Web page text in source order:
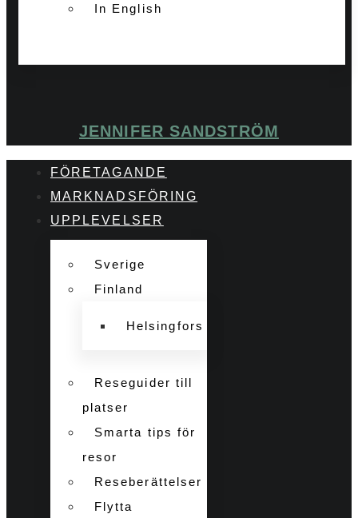
In English
JENNIFER SANDSTRÖM
FÖRETAGANDE
MARKNADSFÖRING
UPPLEVELSER
Sverige
Finland
Helsingfors
Reseguider till
platser
Smarta tips för
resor
Reseberättelser
Flytta